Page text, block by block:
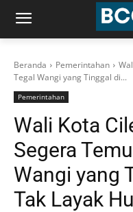
Beranda Pemerintahan
Tegal Wangi yang Tinggal di...
Pemerintahan
Wali Kota
Segera
Wangi yang
Tak Layak